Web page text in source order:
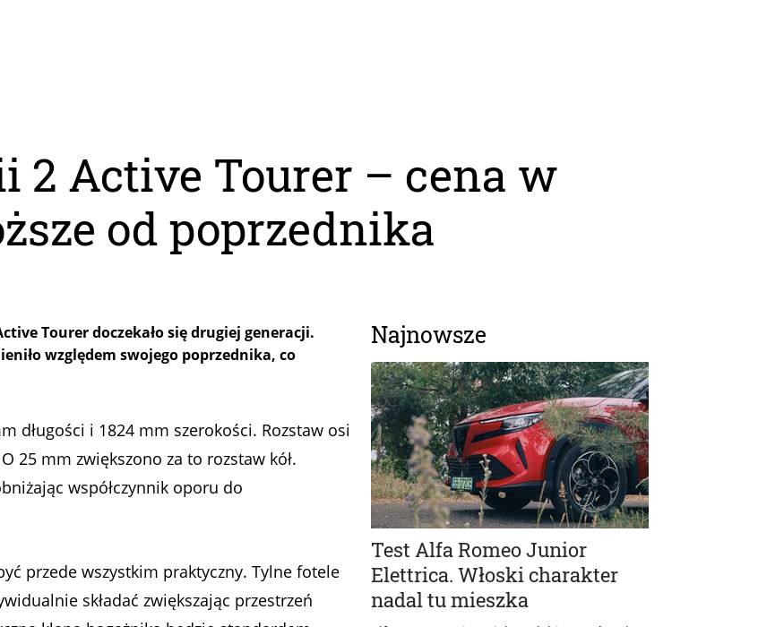
2 Active Tourer – cena w
od poprzednika
Tourer doczekało się drugiej generacji.
względem swojego poprzednika, co
długości i 1824 mm szerokości. Rozstaw osi
25 mm zwiększono za to rozstaw kół.
współczynnik oporu do
przede wszystkim praktyczny. Tylne fotele
składać zwiększając przestrzeń
Najnowsze
Test Alfa Romeo Junior
Elettrica. Włoski charakter
nadal tu mieszka